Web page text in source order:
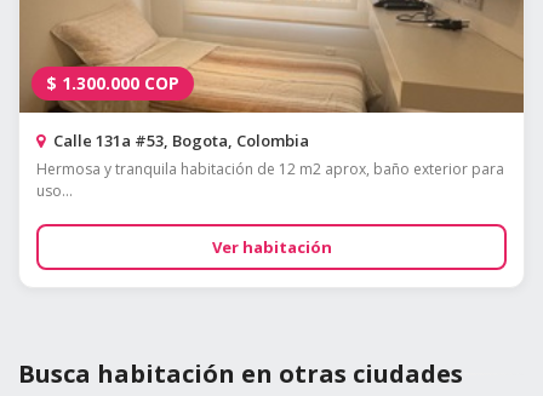
$ 1.300.000 COP
Calle 131a #53, Bogota, Colombia
Hermosa y tranquila habitación de 12 m2 aprox, baño exterior para
uso...
Ver habitación
Busca habitación en otras ciudades